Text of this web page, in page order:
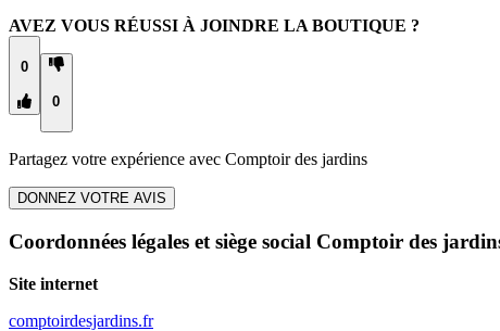
AVEZ VOUS RÉUSSI À JOINDRE LA BOUTIQUE ?
0
0
Partagez votre expérience avec Comptoir des jardins
DONNEZ VOTRE AVIS
Coordonnées légales et siège social Comptoir des
Site internet
comptoirdesjardins.fr